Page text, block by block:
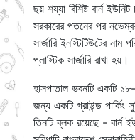
ছয় শয্যা বিশিষ্ট বার্ন
সরকারের পতনের পর
সার্জারি ইনস্টিটিউটের নাম
প্লাস্টিক সার্জারি রাখা হয়।
হাসপাতাল ভবনটি একটি
জন্য একটি গ্রাউন্ড পার্কিং
তিনটি ব্লক রয়েছে - বার্ন